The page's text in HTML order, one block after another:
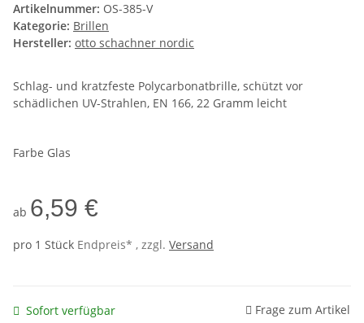
Artikelnummer: OS-385-V
Kategorie: Brillen
Hersteller: otto schachner nordic
Schlag- und kratzfeste Polycarbonatbrille, schützt vor
schädlichen UV-Strahlen, EN 166, 22 Gramm leicht
Farbe Glas
ab 6,59 €
pro 1 Stück Endpreis* , zzgl. Versand
Sofort verfügbar Frage zum Artikel